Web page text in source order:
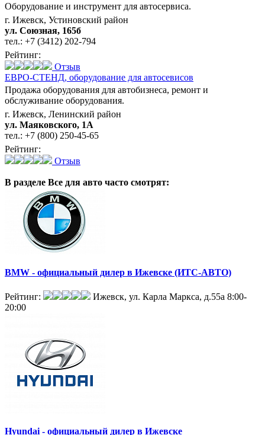
Оборудование и инструмент для автосервиса.
г. Ижевск, Устиновский район
ул. Союзная, 165б
тел.: +7 (3412) 202-794
Рейтинг:
Отзыв
ЕВРО-СТЕНД, оборудование для автосевисов
Продажа оборудования для автобизнеса, ремонт и
обслуживание оборудования.
г. Ижевск, Ленинский район
ул. Маяковского, 1А
тел.: +7 (800) 250-45-65
Рейтинг:
Отзыв
В разделе Все для авто часто смотрят:
BMW - официальный дилер в Ижевске (ИТС-АВТО)
Рейтинг: Ижевск, ул. Карла Маркса, д.55а 8:00-
20:00
Hyundai - официальный дилер в Ижевске